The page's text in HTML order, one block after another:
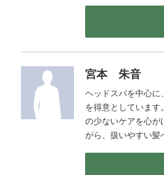
宮本 朱音
ヘッドスパを中心に
を得意としています
の少ないケアを心が
がら、扱いやすい髪